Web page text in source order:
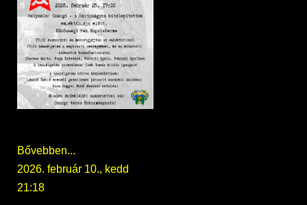
Bővebben...
2026. február 10., kedd
21:18